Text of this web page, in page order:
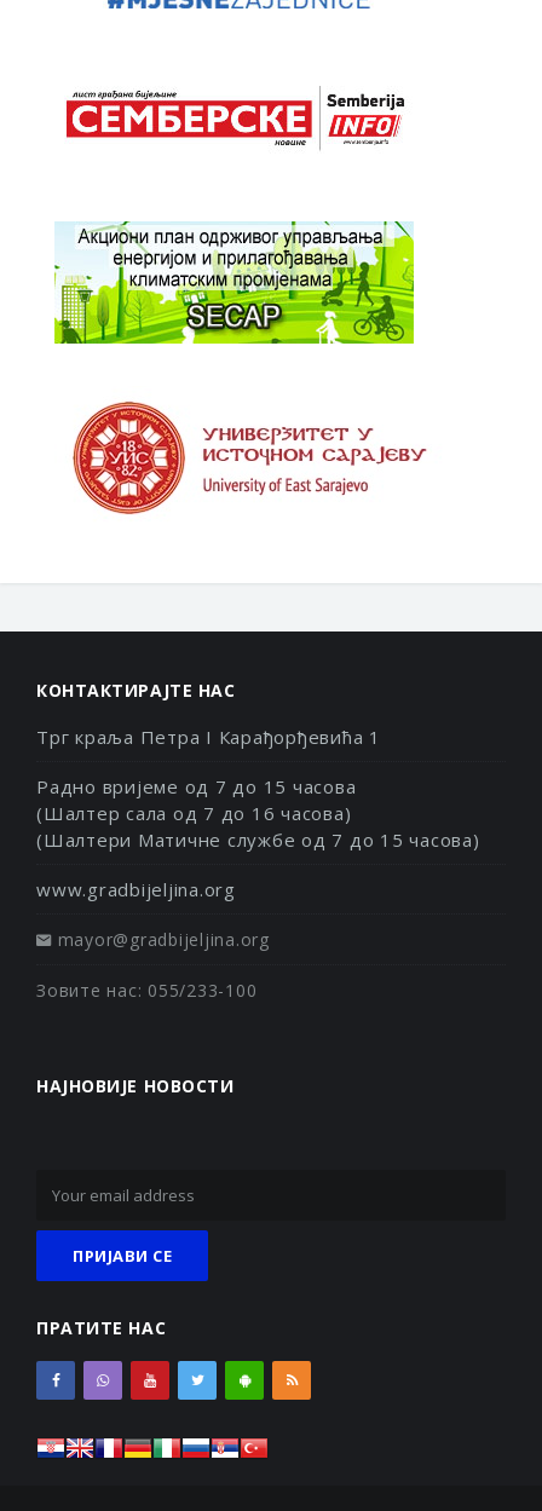
КОНТАКТИРАЈТЕ НАС
Трг краља Петра I Карађорђевића 1
Радно вријеме од 7 до 15 часова
(Шалтер сала од 7 до 16 часова)
(Шалтери Матичне службе од 7 до 15 часова)
www.gradbijeljina.org
mayor@gradbijeljina.org
Зовите нас: 055/233-100
НАЈНОВИЈЕ НОВОСТИ
ПРАТИТЕ НАС